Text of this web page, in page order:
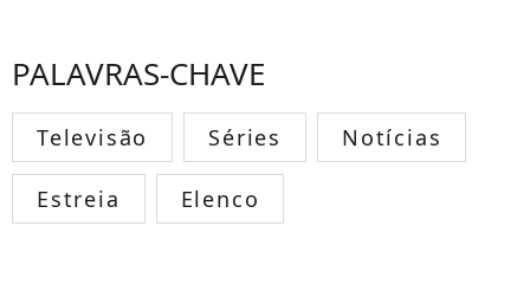
PALAVRAS-CHAVE
Televisão Séries Notícias
Estreia Elenco